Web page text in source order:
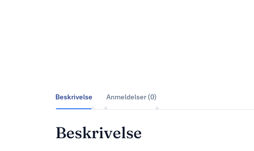
Beskrivelse Anmeldelser (0)
Beskrivelse